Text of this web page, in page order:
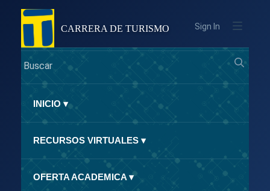
CARRERA DE TURISMO Sign In
INICIO ▾
RECURSOS VIRTUALES ▾
OFERTA ACADEMICA ▾